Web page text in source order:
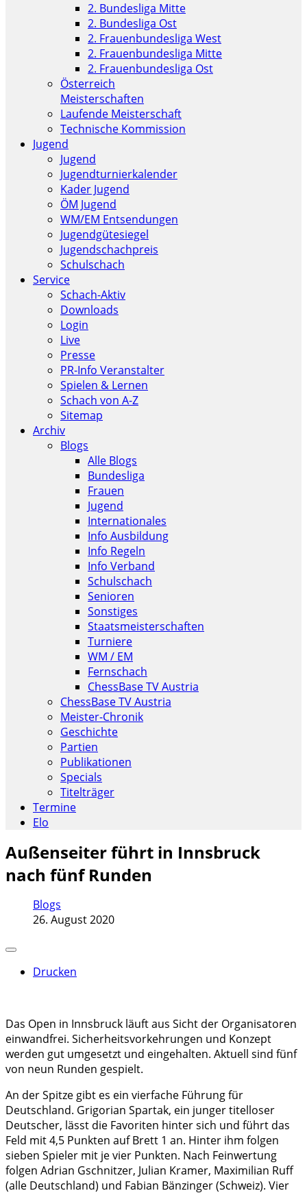
2. Bundesliga Mitte
2. Bundesliga Ost
2. Frauenbundesliga West
2. Frauenbundesliga Mitte
2. Frauenbundesliga Ost
Österreich
Meisterschaften
Laufende Meisterschaft
Technische Kommission
Jugend
Jugend
Jugendturnierkalender
Kader Jugend
ÖM Jugend
WM/EM Entsendungen
Jugendgütesiegel
Jugendschachpreis
Schulschach
Service
Schach-Aktiv
Downloads
Login
Live
Presse
PR-Info Veranstalter
Spielen & Lernen
Schach von A-Z
Sitemap
Archiv
Blogs
Alle Blogs
Bundesliga
Frauen
Jugend
Internationales
Info Ausbildung
Info Regeln
Info Verband
Schulschach
Senioren
Sonstiges
Staatsmeisterschaften
Turniere
WM / EM
Fernschach
ChessBase TV Austria
ChessBase TV Austria
Meister-Chronik
Geschichte
Partien
Publikationen
Specials
Titelträger
Termine
Elo
Außenseiter führt in Innsbruck
nach fünf Runden
Blogs
26. August 2020
Drucken
Das Open in Innsbruck läuft aus Sicht der Organisatoren
einwandfrei. Sicherheitsvorkehrungen und Konzept
werden gut umgesetzt und eingehalten. Aktuell sind fünf
von neun Runden gespielt.
An der Spitze gibt es ein vierfache Führung für
Deutschland. Grigorian Spartak, ein junger titelloser
Deutscher, lässt die Favoriten hinter sich und führt das
Feld mit 4,5 Punkten auf Brett 1 an. Hinter ihm folgen
sieben Spieler mit je vier Punkten. Nach Feinwertung
folgen Adrian Gschnitzer, Julian Kramer, Maximilian Ruff
(alle Deutschland) und Fabian Bänzinger (Schweiz). Vier